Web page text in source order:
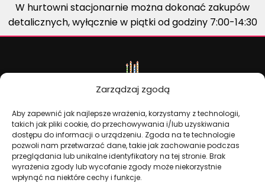
Zarządzaj zgodą
Aby zapewnić jak najlepsze wrażenia, korzystamy z technologii,
takich jak pliki cookie, do przechowywania i/lub uzyskiwania
dostępu do informacji o urządzeniu. Zgoda na te technologie
pozwoli nam przetwarzać dane, takie jak zachowanie podczas
przeglądania lub unikalne identyfikatory na tej stronie. Brak
wyrażenia zgody lub wycofanie zgody może niekorzystnie
wpłynąć na niektóre cechy i funkcje.
W hurtowni stacjonarnie można dokonać zakupów
detalicznych, wyłącznie w piątki od godziny 7:00-14:30
Dekoracje na torty i akcesoria imprezowe